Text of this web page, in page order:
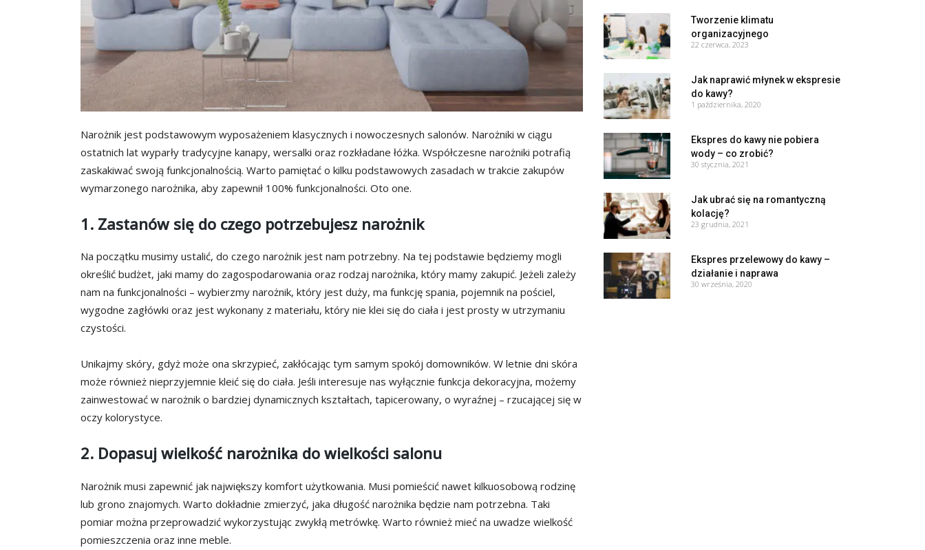
Narożnik jest podstawowym wyposażeniem klasycznych i nowoczesnych salonów. Narożniki w ciągu
ostatnich lat wyparły tradycyjne kanapy, wersalki oraz rozkładane łóżka. Współczesne narożniki potrafią
zaskakiwać swoją funkcjonalnością. Warto pamiętać o kilku podstawowych zasadach w trakcie zakupów
wymarzonego narożnika, aby zapewnił 100% funkcjonalności. Oto one.
1. Zastanów się do czego potrzebujesz narożnik
Na początku musimy ustalić, do czego narożnik jest nam potrzebny. Na tej podstawie będziemy mogli
określić budżet, jaki mamy do zagospodarowania oraz rodzaj narożnika, który mamy zakupić. Jeżeli zależy
nam na funkcjonalności – wybierzmy narożnik, który jest duży, ma funkcję spania, pojemnik na pościel,
wygodne zagłówki oraz jest wykonany z materiału, który nie klei się do ciała i jest prosty w utrzymaniu
czystości.
Unikajmy skóry, gdyż może ona skrzypieć, zakłócając tym samym spokój domowników. W letnie dni skóra
może również nieprzyjemnie kleić się do ciała. Jeśli interesuje nas wyłącznie funkcja dekoracyjna, możemy
zainwestować w narożnik o bardziej dynamicznych kształtach, tapicerowany, o wyraźnej – rzucającej się w
oczy kolorystyce.
2. Dopasuj wielkość narożnika do wielkości salonu
Narożnik musi zapewnić jak największy komfort użytkowania. Musi pomieścić nawet kilkuosobową rodzinę
lub grono znajomych. Warto dokładnie zmierzyć, jaka długość narożnika będzie nam potrzebna. Taki
pomiar można przeprowadzić wykorzystując zwykłą metrówkę. Warto również mieć na uwadze wielkość
pomieszczenia oraz inne meble.
Tworzenie klimatu
organizacyjnego
22 czerwca, 2023
Jak naprawić młynek w ekspresie
do kawy?
1 października, 2020
Ekspres do kawy nie pobiera
wody – co zrobić?
30 stycznia, 2021
Jak ubrać się na romantyczną
kolację?
23 grudnia, 2021
Ekspres przelewowy do kawy –
działanie i naprawa
30 września, 2020